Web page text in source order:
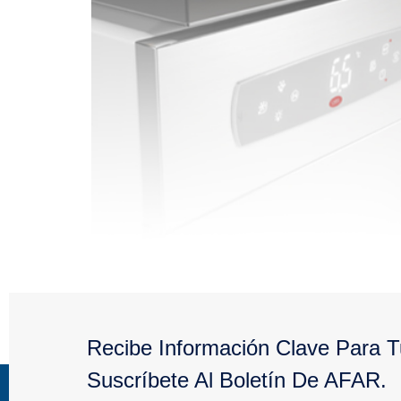
CAREL presenta su gama más reciente de
soluciones de control para los sectores de
Recibe Información Clave Para
Suscríbete Al Boletín De AFAR.